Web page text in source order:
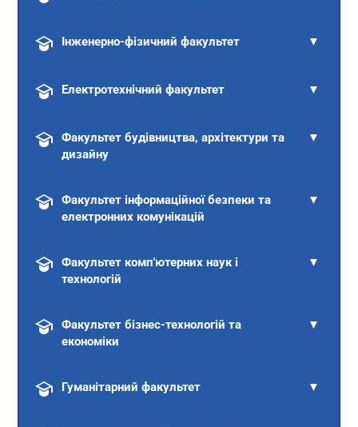
Інженерно-фізичний факультет ▼
Електротехнічний факультет ▼
Факультет будівництва, архітектури та
дизайну
▼
Факультет інформаційної безпеки та
електронних комунікацій
▼
Факультет комп'ютерних наук і
технологій
▼
Факультет бізнес-технологій та
економіки
▼
Гуманітарний факультет ▼